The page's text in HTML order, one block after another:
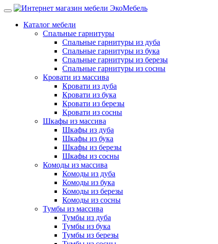
Каталог мебели
Спальные гарнитуры
Спальные гарнитуры из дуба
Спальные гарнитуры из бука
Спальные гарнитуры из березы
Спальные гарнитуры из сосны
Кровати из массива
Кровати из дуба
Кровати из бука
Кровати из березы
Кровати из сосны
Шкафы из массива
Шкафы из дуба
Шкафы из бука
Шкафы из березы
Шкафы из сосны
Комоды из массива
Комоды из дуба
Комоды из бука
Комоды из березы
Комоды из сосны
Тумбы из массива
Тумбы из дуба
Тумбы из бука
Тумбы из березы